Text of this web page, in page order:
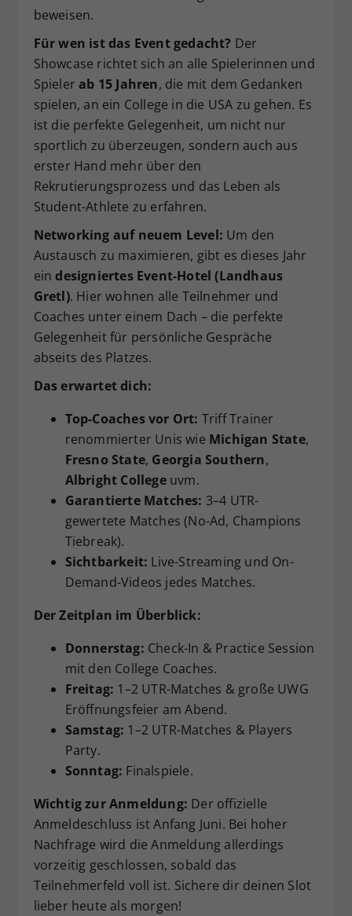
beweisen.
Für wen ist das Event gedacht? Der
Showcase richtet sich an alle Spielerinnen und
Spielerab 15 Jahren, die mit dem Gedanken
spielen, an ein College in die USA zu gehen. Es
ist die perfekte Gelegenheit, um nicht nur
sportlich zu überzeugen, sondern auch aus
erster Hand mehr über den
Rekrutierungsprozess und das Leben als
Student-Athlete zu erfahren.
Networking auf neuem Level: Um den
Austausch zu maximieren, gibt es dieses Jahr
eindesigniertes Event-Hotel (Landhaus
Gretl). Hier wohnen alle Teilnehmer und
Coaches unter einem Dach – die perfekte
Gelegenheit für persönliche Gespräche
abseits des Platzes.
Das erwartet dich:
Top-Coaches vor Ort: Triff Trainer
renommierter Unis wie Michigan State,
Fresno State, Georgia Southern,
Albright Collegeuvm.
Garantierte Matches: 3–4 UTR-
gewertete Matches (No-Ad, Champions
Tiebreak).
Sichtbarkeit: Live-Streaming und On-
Demand-Videos jedes Matches.
Der Zeitplan im Überblick:
Donnerstag: Check-In & Practice Session
mit den College Coaches.
Freitag: 1–2 UTR-Matches & große UWG
Eröffnungsfeier am Abend.
Samstag: 1–2 UTR-Matches & Players
Party.
Sonntag: Finalspiele.
Wichtig zur Anmeldung: Der offizielle
Anmeldeschluss ist Anfang Juni. Bei hoher
Nachfrage wird die Anmeldung allerdings
vorzeitig geschlossen, sobald das
Teilnehmerfeld voll ist. Sichere dir deinen Slot
lieber heute als morgen!
Zweck
Einstellungen. Unter anderem eine
zufällig generierte ID, für die
historische Speicherung Ihrer
vorgenommen Einstellungen, falls der
Webseiten-Betreiber dies eingestellt
hat.